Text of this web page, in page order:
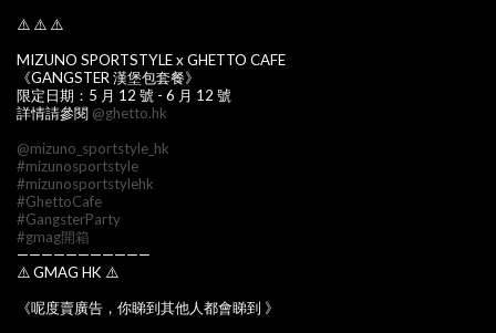
⚠️ ⚠️ ⚠️
MIZUNO SPORTSTYLE x GHETTO CAFE
《GANGSTER 漢堡包套餐》
限定日期：5 月 12 號 - 6 月 12 號
詳情請參閱 @ghetto.hk
@mizuno_sportstyle_hk
#mizunosportstyle
#mizunosportstylehk
#GhettoCafe
#GangsterParty
#gmag開箱
———————————
⚠️ GMAG HK ⚠️
《呢度賣廣告，你睇到其他人都會睇到 》